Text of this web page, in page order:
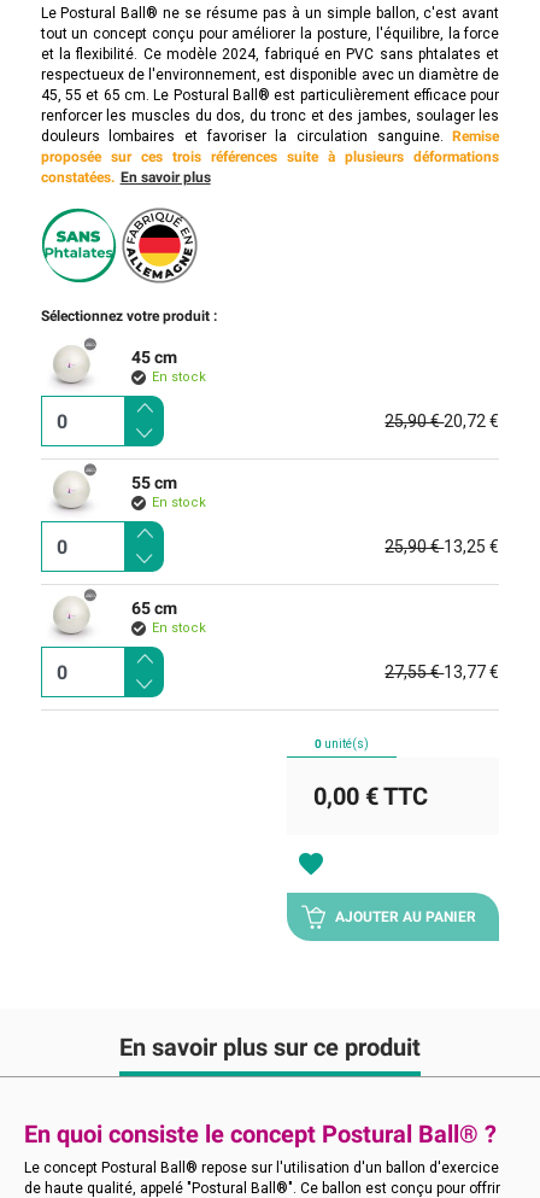
Le Postural Ball® ne se résume pas à un simple ballon, c'est avant
tout un concept conçu pour améliorer la posture, l'équilibre, la force
et la flexibilité. Ce modèle 2024, fabriqué en PVC sans phtalates et
respectueux de l'environnement, est disponible avec un diamètre de
45, 55 et 65 cm. Le Postural Ball® est particulièrement efficace pour
renforcer les muscles du dos, du tronc et des jambes, soulager les
douleurs lombaires et favoriser la circulation sanguine.Remise
proposée sur ces trois références suite à plusieurs déformations
constatées. En savoir plus
Sélectionnez votre produit :
45 cm
En stock
25,90 €20,72 €
55 cm
En stock
25,90 €13,25 €
65 cm
En stock
27,55 €13,77 €
0 unité(s)
0,00 €TTC
favorite
AJOUTER AU PANIER
En savoir plus sur ce produit
En quoi consiste le concept Postural Ball® ?
Le concept Postural Ball® repose sur l'utilisation d'un ballon d'exercice
de haute qualité, appelé "Postural Ball®". Ce ballon est conçu pour offrir